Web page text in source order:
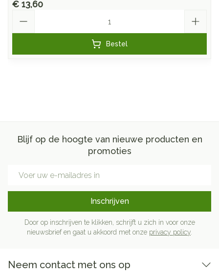
€ 13,60
Bestel
Blijf op de hoogte van nieuwe producten en
promoties
Inschrijven
Door op inschrijven te klikken, schrijft u zich in voor onze
nieuwsbrief en gaat u akkoord met onze privacy policy
Neem contact met ons op